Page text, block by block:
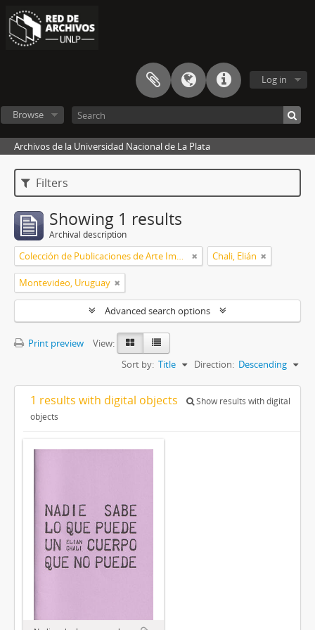
Log in
Browse
Archivos de la Universidad Nacional de La Plata
Filters
Showing 1 results
Archival description
Colección de Publicaciones de Arte Impreso Chali, Elián
Montevideo, Uruguay
Advanced search options
Print preview
View:
Sort by: Title Direction: Descending
1 results with digital objects
Show results with digital
objects